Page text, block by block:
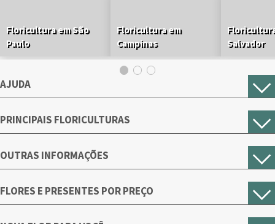
Floricultura em São
Paulo
Floricultura em
Campinas
Salvador
AJUDA
PRINCIPAIS FLORICULTURAS
OUTRAS INFORMAÇÕES
FLORES E PRESENTES POR PREÇO